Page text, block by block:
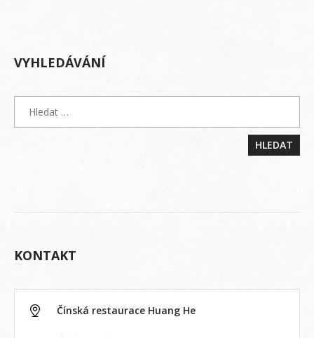
VYHLEDÁVÁNÍ
KONTAKT
Čínská restaurace Huang He